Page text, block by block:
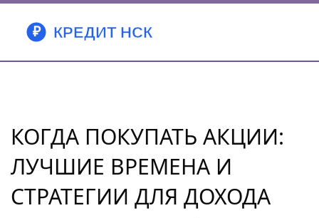
КОГДА ПОКУПАТЬ АКЦИИ:
ЛУЧШИЕ ВРЕМЕНА И
СТРАТЕГИИ ДЛЯ ДОХОДА